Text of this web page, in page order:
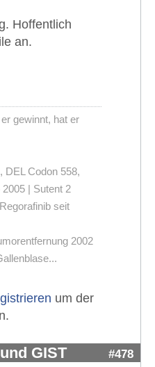
Hoffentlich
an.
gewinnt, hat er
DEL Codon 558,
| Sutent 2
seit
2002
um der
GIST #478